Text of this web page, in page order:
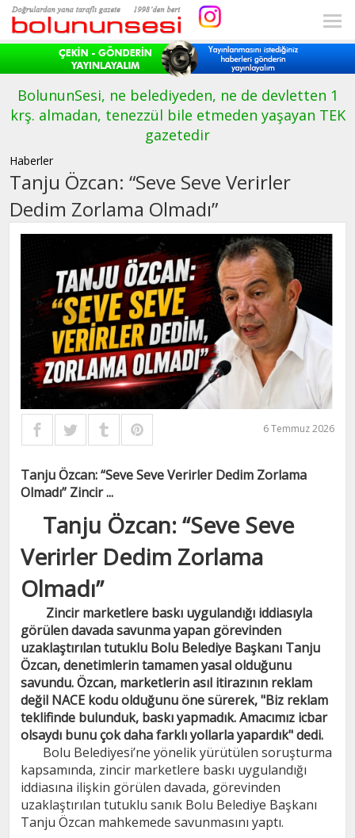
BolununSesi, ne belediyeden, ne de devletten 1
krş. almadan, tenezzül bile etmeden yaşayan TEK
gazetedir
Haberler
Tanju Özcan: “Seve Seve Verirler
Dedim Zorlama Olmadı”
6 Temmuz 2026
Tanju Özcan: “Seve Seve Verirler Dedim Zorlama
Olmadı” Zincir ...
Tanju Özcan: “Seve Seve
Verirler Dedim Zorlama
Olmadı”
Zincir marketlere baskı uygulandığı iddiasıyla
görülen davada savunma yapan görevinden
uzaklaştırılan tutuklu Bolu Belediye Başkanı Tanju
Özcan, denetimlerin tamamen yasal olduğunu
savundu. Özcan, marketlerin asıl itirazının reklam
değil NACE kodu olduğunu öne sürerek, "Biz reklam
teklifinde bulunduk, baskı yapmadık. Amacımız icbar
olsaydı bunu çok daha farklı yollarla yapardık" dedi.
Bolu Belediyesi’ne yönelik yürütülen soruşturma
kapsamında, zincir marketlere baskı uygulandığı
iddiasına ilişkin görülen davada, görevinden
uzaklaştırılan tutuklu sanık Bolu Belediye Başkanı
Tanju Özcan mahkemede savunmasını yaptı.